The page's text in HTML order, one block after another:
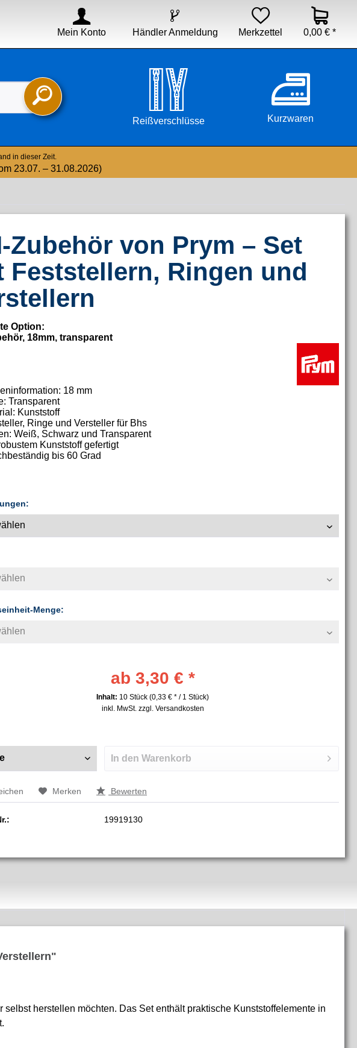
Mein Konto Händler Anmeldung

Merkzettel

0,00 € *

Reißverschlüsse Kurzwaren
in dieser Zeit.
23.07. – 31.08.2026)
Zubehör von Prym – Set
Feststellern, Ringen und
Option:
18mm, transparent
18 mm
Transparent
Kunststoff
Ringe und Versteller für Bhs
Weiß, Schwarz und Transparent
Kunststoff gefertigt
bis 60 Grad
Menge:
ab 3,30 € *
Inhalt: 10 Stück (0,33 € * / 1 Stück)
inkl. MwSt. zzgl. Versandkosten
In den Warenkorb
Merken Bewerten
19919130
herstellen möchten. Das Set enthält praktische Kunststoffelemente in